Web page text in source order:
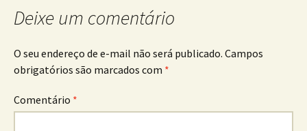
Deixe um comentário
O seu endereço de e-mail não será publicado. Campos
obrigatórios são marcados com *
Comentário *